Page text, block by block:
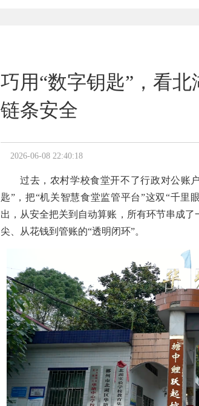
巧用“数字钥匙”，看
链条安全
2026-06-08 22:40:18
过去，农村学校食堂开不了行政对公账
匙”，把“机关智慧食堂监管平台”这双“千里
出，从安全把关到自动算账，所有环节串成
尖、从花钱到管账的“透明闭环”。